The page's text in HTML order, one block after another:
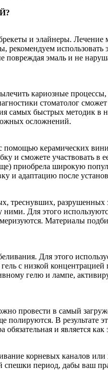
и элайнеры. Лечение
рекомендуем
эмаль и не
кариозные
стоматолог
быстрых методик в
осложнений.
помощью керамических
сможете участвовать в
приобрела широкую
и адаптацию после
треснувших,
Для этого
Материалы
Для этого
с низкой
гелю и лампе,
провести в самый
В результате
и является
корневых каналов
период, дабы ваш